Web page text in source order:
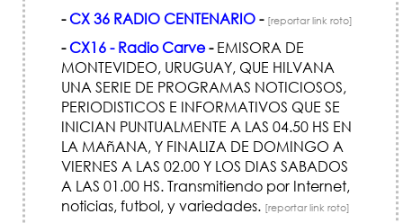
-CX 36 RADIO CENTENARIO- [reportar link roto]
-CX16 - Radio Carve-EMISORA DE
MONTEVIDEO, URUGUAY, QUE HILVANA
UNA SERIE DE PROGRAMAS NOTICIOSOS,
PERIODISTICOS E INFORMATIVOS QUE SE
INICIAN PUNTUALMENTE A LAS 04.50 HS EN
LA MAñANA, Y FINALIZA DE DOMINGO A
VIERNES A LAS 02.00 Y LOS DIAS SABADOS
A LAS 01.00 HS. Transmitiendo por Internet,
noticias, futbol, y variedades. [reportar link roto]